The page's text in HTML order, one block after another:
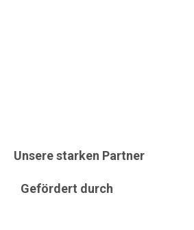
Unsere starken Partner
Gefördert durch